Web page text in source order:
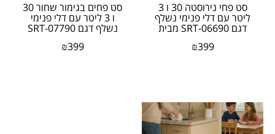
סט פחי נירוסטה 30 ו 3
ליטר עם דלי פנימי נשלף
דגם SRT-06690 מבית
₪399
סט פחים בגימור שחור 30
ו 3 ליטר עם דלי פנימי
נשלף דגם SRT-07790
מבית honey can...
₪399